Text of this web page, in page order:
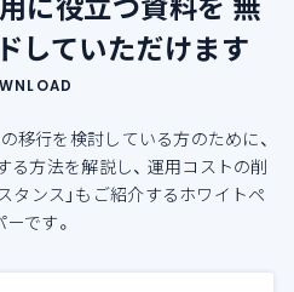
していただけます
移行を検討している方のために、
る方法を解説し、 運用コストの削
タンス」もご紹介するホワイトペ
ーです。